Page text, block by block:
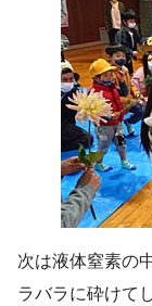
次は液体窒素の
ラバラに砕けて